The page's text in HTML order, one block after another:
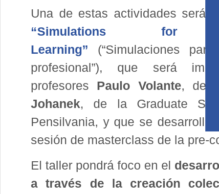
Una de estas actividades será
“Simulations for
Learning”
(“Simulaciones
profesional”), que será
profesores Paulo Volante, de
Johanek, de la Graduate
Pensilvania, y que se
sesión de masterclass de la pre-
El taller pondrá foco en el
a través de la creación